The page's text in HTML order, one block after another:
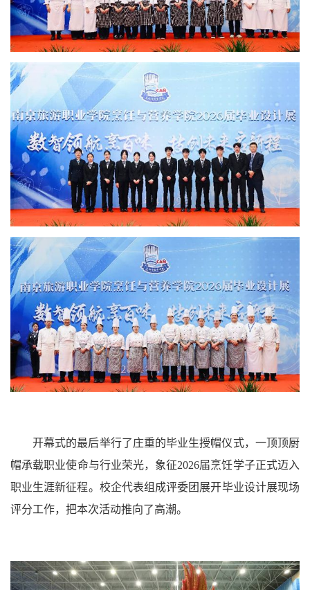
开幕式的最后举行了庄重的毕业生授帽仪式，一顶顶厨
帽承载职业使命与行业荣光，象征2026届烹饪学子正式迈入
职业生涯新征程。校企代表组成评委团展开毕业设计展现场
评分工作，把本次活动推向了高潮。